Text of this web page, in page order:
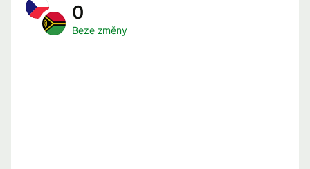
0
Beze změny